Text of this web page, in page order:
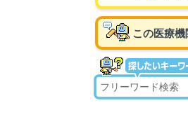
この医療機